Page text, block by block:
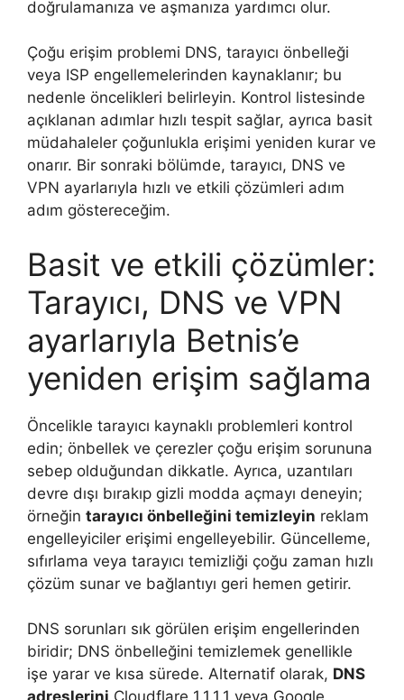
doğrulamanıza ve aşmanıza yardımcı olur.
Çoğu erişim problemi DNS, tarayıcı önbelleği
veya ISP engellemelerinden kaynaklanır; bu
nedenle öncelikleri belirleyin. Kontrol listesinde
açıklanan adımlar hızlı tespit sağlar, ayrıca basit
müdahaleler çoğunlukla erişimi yeniden kurar ve
onarır. Bir sonraki bölümde, tarayıcı, DNS ve
VPN ayarlarıyla hızlı ve etkili çözümleri adım
adım göstereceğim.
Basit ve etkili çözümler:
Tarayıcı, DNS ve VPN
ayarlarıyla Betnis’e
yeniden erişim sağlama
Öncelikle tarayıcı kaynaklı problemleri kontrol
edin; önbellek ve çerezler çoğu erişim sorununa
sebep olduğundan dikkatle. Ayrıca, uzantıları
devre dışı bırakıp gizli modda açmayı deneyin;
örneğin tarayıcı önbelleğini temizleyin reklam
engelleyiciler erişimi engelleyebilir. Güncelleme,
sıfırlama veya tarayıcı temizliği çoğu zaman hızlı
çözüm sunar ve bağlantıyı geri hemen getirir.
DNS sorunları sık görülen erişim engellerinden
biridir; DNS önbelleğini temizlemek genellikle
işe yarar ve kısa sürede. Alternatif olarak, DNS
adreslerini Cloudflare 1.1.1.1 veya Google